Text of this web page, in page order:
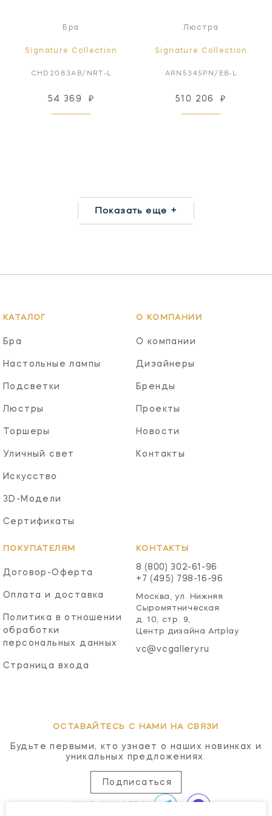
Бра
Signature Collection
CHD2083AB/NRT-L
54 369 ₽
Люстра
Signature Collection
ARN5345PN/EB-L
510 206 ₽
Показать еще +
КАТАЛОГ
Бра
Настольные лампы
Подсветки
Люстры
Торшеры
Уличный свет
Искусство
3D-Модели
Сертификаты
О КОМПАНИИ
О компании
Дизайнеры
Бренды
Проекты
Новости
Контакты
ПОКУПАТЕЛЯМ
Договор-Оферта
Оплата и доставка
Политика в отношении
обработки
персональных данных
Страница входа
КОНТАКТЫ
8 (800) 302-61-96
+7 (495) 798-16-96
Москва, ул. Нижняя
Сыромятническая
д. 10, стр. 9,
Центр дизайна Artplay
vc@vcgallery.ru
ОСТАВАЙТЕСЬ С НАМИ НА СВЯЗИ
Будьте первыми, кто узнает о наших новинках и
уникальных предложениях.
Подписаться